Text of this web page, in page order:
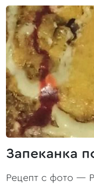
Запеканка
Рецепт с фото —